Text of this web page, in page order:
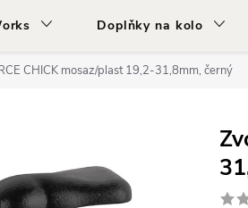
Doplňky na kolo
CHICK mosaz/plast 19,2-31,8mm, černý